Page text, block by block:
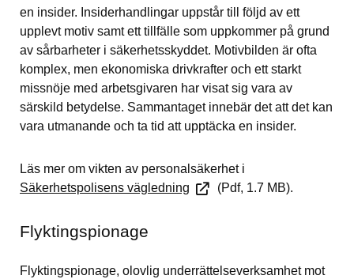
en insider. Insiderhandlingar uppstår till följd av ett
upplevt motiv samt ett tillfälle som upp­kommer på grund
av sårbarheter i säker­hetsskyddet. Motivbilden är ofta
komplex, men ekonomiska drivkrafter och ett starkt
missnöje med arbetsgivaren har visat sig vara av
särskild betydelse. Sammantaget innebär det att det kan
vara utmanande och ta tid att upptäcka en insider.
Säkerhetspolisens vägledning Pdf, 1.7 MB.
(Pdf, 1.7 MB).
Flyktingspionage
Flyktingspionage, olovlig underrättelseverksamhet mot